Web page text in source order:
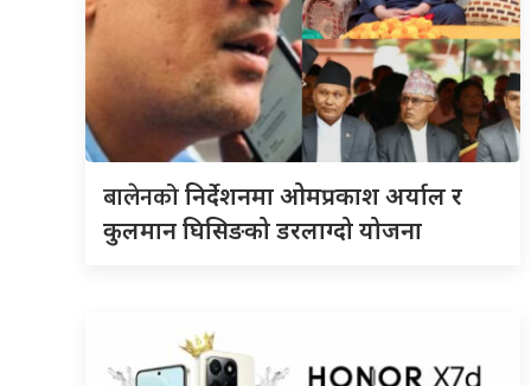
बालेनकोनिर्देशनमा ओमप्रकाश अर्याल र
कुलमान घिसिङको डरलाग्दो योजना